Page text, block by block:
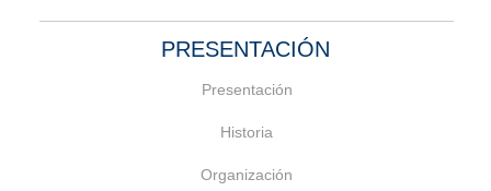
PRESENTACIÓN
Presentación
Historia
Organización